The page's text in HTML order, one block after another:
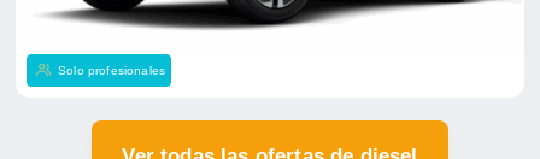
Solo profesionales